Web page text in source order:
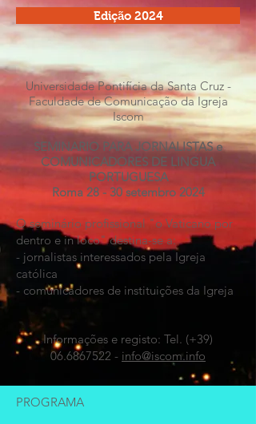
Edição 2024
Universidade Pontifícia da Santa Cruz -
Faculdade de Comunicação da Igreja
Iscom
SEMINARIO PARA JORNALISTAS e
COMUNICADORES DE LINGUA
PORTUGUESA
Roma 28 - 30 setembro 2024
O seminário profissional "o Vaticano por
dentro e in loco" destina-se a:
- jornalistas interessados pela Igreja
católica
- comunicadores de instituições da Igreja
Informações e registo: Tel. (+39)
06.6867522 - info@iscom.info
PROGRAMA